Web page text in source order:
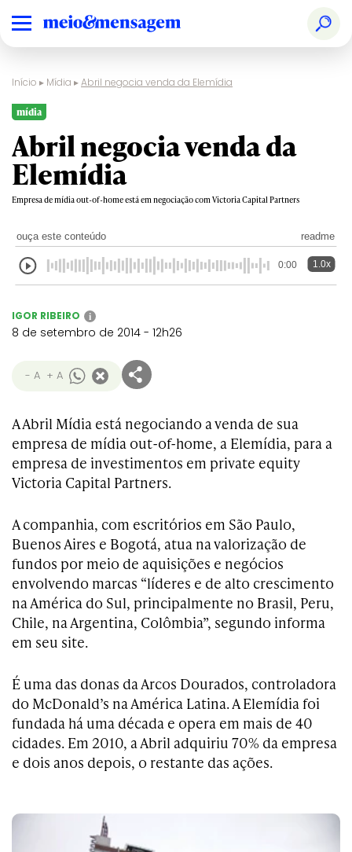
Início ▸ Mídia ▸Abril negocia venda da Elemídia
mídia
Abril negocia venda da
Elemídia
Empresa de mídia out-of-home está em negociação com Victoria Capital Partners
ouça este conteúdo readme
0:00 1.0x
IGOR RIBEIRO i
8 de setembro de 2014 - 12h26
- A + A
A Abril Mídia está negociando a venda de sua
empresa de mídia out-of-home, a Elemídia, para a
empresa de investimentos em private equity
Victoria Capital Partners.
A companhia, com escritórios em São Paulo,
Buenos Aires e Bogotá, atua na valorização de
fundos por meio de aquisições e negócios
envolvendo marcas “líderes e de alto crescimento
na América do Sul, principalmente no Brasil, Peru,
Chile, na Argentina, Colômbia”, segundo informa
em seu site.
É uma das donas da Arcos Dourados, controladora
do McDonald’s na América Latina. A Elemídia foi
fundada há uma década e opera em mais de 40
cidades. Em 2010, a Abril adquiriu 70% da empresa
e dois anos depois, o restante das ações.